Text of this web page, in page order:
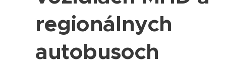
regionálnych
autobusoch